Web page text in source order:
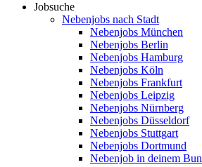
Jobsuche
Nebenjobs nach Stadt
Nebenjobs München
Nebenjobs Berlin
Nebenjobs Hamburg
Nebenjobs Köln
Nebenjobs Frankfurt
Nebenjobs Leipzig
Nebenjobs Nürnberg
Nebenjobs Düsseldorf
Nebenjobs Stuttgart
Nebenjobs Dortmund
Nebenjob in deinem